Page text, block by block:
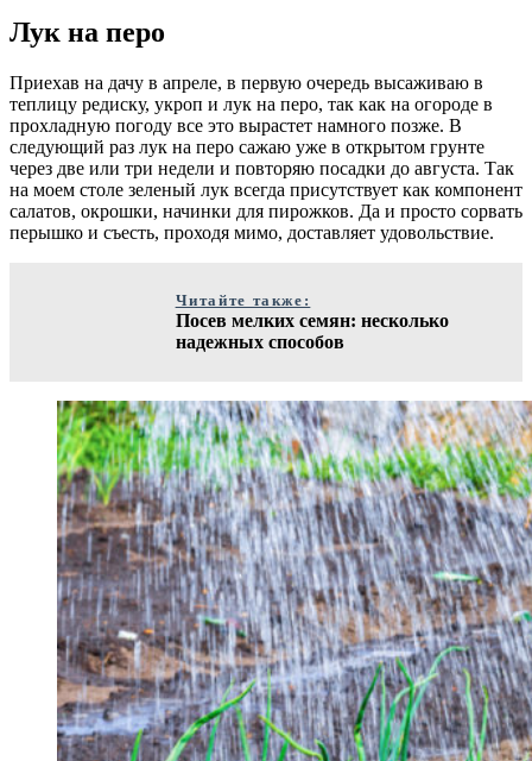
Лук на перо
Приехав на дачу в апреле, в первую очередь высаживаю в
теплицу редиску, укроп и лук на перо, так как на огороде в
прохладную погоду все это вырастет намного позже. В
следующий раз лук на перо сажаю уже в открытом грунте
через две или три недели и повторяю посадки до августа. Так
на моем столе зеленый лук всегда присутствует как компонент
салатов, окрошки, начинки для пирожков. Да и просто сорвать
перышко и съесть, проходя мимо, доставляет удовольствие.
Читайте также:
Посев мелких семян: несколько
надежных способов